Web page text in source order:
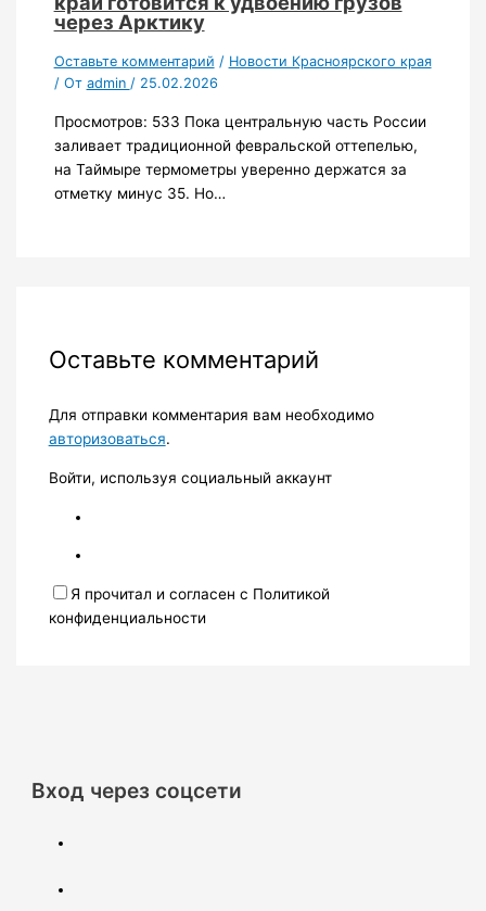
через Арктику
Оставьте комментарий / Новости Красноярского края
/ От admin / 25.02.2026
Просмотров: 533 Пока центральную часть России
заливает традиционной февральской оттепелью,
на Таймыре термометры уверенно держатся за
отметку минус 35. Но…
Оставьте комментарий
Для отправки комментария вам необходимо
авторизоваться.
Войти, используя социальный аккаунт
Я прочитал и согласен с Политикой
конфиденциальности
Вход через соцсети